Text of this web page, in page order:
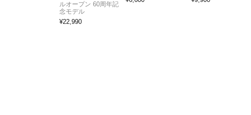
ルオープン 60周年記
念モデル
¥22,990